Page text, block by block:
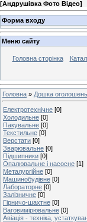
[Андрушівка Фото Відео]
Форма входу
Меню сайту
Головна сторінка
Головна » Дошка оголошень
Електротехнічне [0]
Холодильне [0]
Пакувальне [0]
Текстильне [0]
Верстати [0]
Зварювальне [0]
Підшипники [0]
Опалювальне і насосне [1]
Металургійне [0]
Машинобудівне [0]
Лабораторне [0]
Залізничне [0]
Гірничо-шахтне [0]
Ваговимірювальне [0]
Авіація - техніка,